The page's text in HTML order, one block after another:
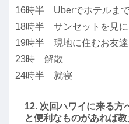
16時半 Uberでホテルま
18時半 サンセットを見
19時半 現地に住むお友達
23時 解散
24時半 就寝
12. 次回ハワイに来る方
と便利なものがあれば教